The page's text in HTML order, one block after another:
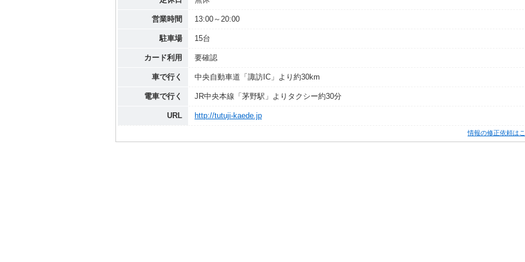
営業時間 13:00～20:00
駐車場 15台
カード利用 要確認
車で行く 中央自動車道「諏訪IC」より約30km
電車で行く JR中央本線「茅野駅」よりタクシー約30分
URL http://tutuji-kaede.jp
情報の修正依頼は